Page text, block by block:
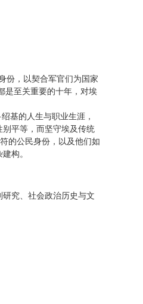
份，以契合军官们为国家
是至关重要的十年，对埃
基的人生与职业生涯，
平等，而坚守埃及传统
的公民身份，以及他们如
构。
究、社会政治历史与文